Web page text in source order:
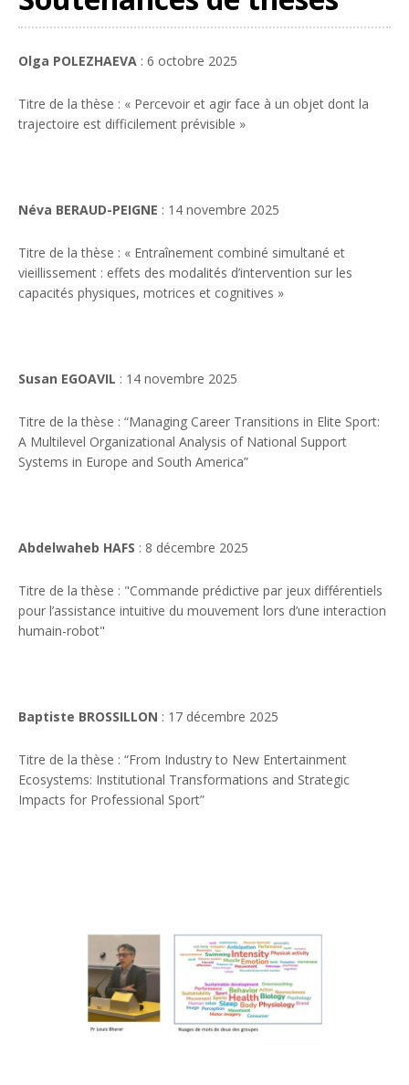
Olga POLEZHAEVA : 6 octobre 2025
Titre de la thèse : « Percevoir et agir face à un objet dont la
trajectoire est difficilement prévisible »
Néva BERAUD-PEIGNE : 14 novembre 2025
Titre de la thèse : « Entraînement combiné simultané et
vieillissement : effets des modalités d’intervention sur les
capacités physiques, motrices et cognitives »
Susan EGOAVIL : 14 novembre 2025
Titre de la thèse : “Managing Career Transitions in Elite Sport:
A Multilevel Organizational Analysis of National Support
Systems in Europe and South America”
Abdelwaheb HAFS : 8 décembre 2025
Titre de la thèse : "Commande prédictive par jeux différentiels
pour l’assistance intuitive du mouvement lors d’une interaction
humain-robot"
Baptiste BROSSILLON : 17 décembre 2025
Titre de la thèse : “From Industry to New Entertainment
Ecosystems: Institutional Transformations and Strategic
Impacts for Professional Sport”